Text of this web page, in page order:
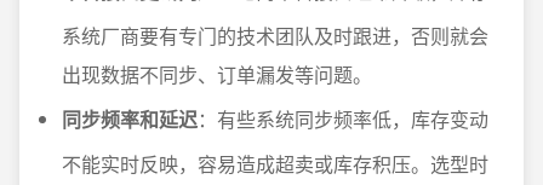
系统厂商要有专门的技术团队及时跟进，否则就会
出现数据不同步、订单漏发等问题。
同步频率和延迟：有些系统同步频率低，库存变动
不能实时反映，容易造成超卖或库存积压。选型时